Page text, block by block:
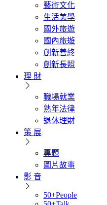
藝術文化
生活美學
國外旅遊
國內旅遊
創新善終
創新長照
理 財
職場就業
熟年法律
退休理財
策 展
專題
圖片故事
影 音
50+People